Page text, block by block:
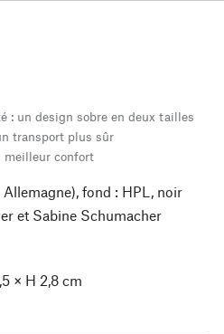
: un design sobre en deux tailles
transport plus sûr
meilleur confort
fond : HPL, noir
et Sabine Schumacher
× H 2,8 cm